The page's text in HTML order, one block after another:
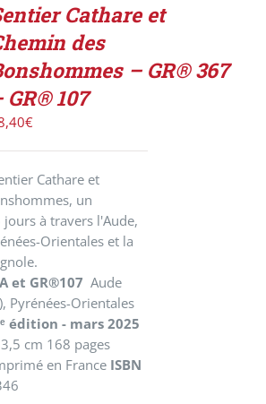
Cathare et
des
– GR® 367
GR® 107
€
Cathare et
un
à travers l'Aude,
Orientales et la
et GR®107 Aude
Pyrénées-Orientales
édition - mars 2025
cm 168 pages
en France ISBN